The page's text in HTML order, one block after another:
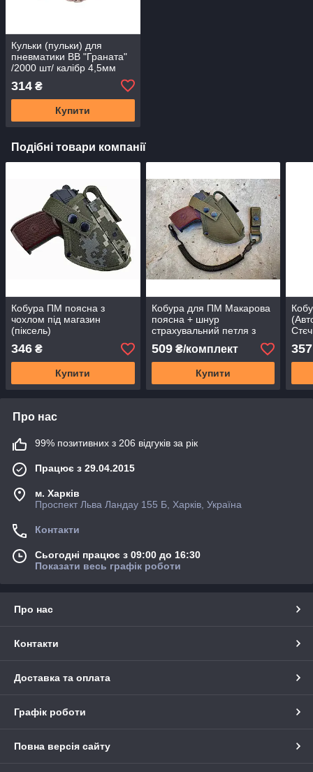
Кульки (пульки) для
пневматики BB "Граната"
/2000 шт/ калібр 4,5мм
314 ₴
Купити
Подібні товари компанії
Кобура ПМ поясна з
чохлом під магазин
(піксель)
346 ₴
Купити
Кобура для ПМ Макарова
поясна + шнур
страхувальний петля з
чохлом сумка під магазин
Oxford Олива SV
509₴/комплект
Купити
357
Про нас
99% позитивних з 206 відгуків за рік
Працює з 29.04.2015
м. Харків
Проспект Льва Ландау 155 Б, Харків, Україна
Контакти
Сьогодні працює з 09:00 до 16:30
Показати весь графік роботи
Про нас
Контакти
Доставка та оплата
Графік роботи
Повна версія сайту